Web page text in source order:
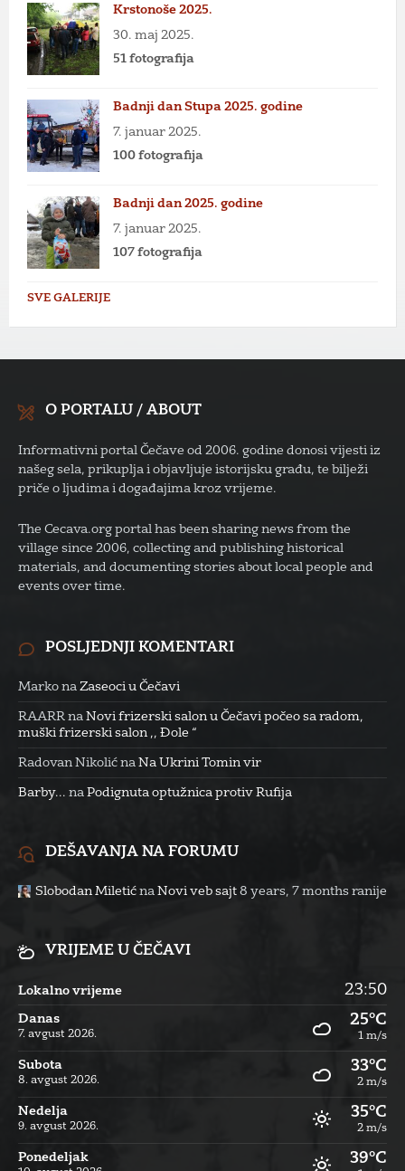
Krstonoše 2025.
30. maj 2025.
51 fotografija
Badnji dan Stupa 2025. godine
7. januar 2025.
100 fotografija
Badnji dan 2025. godine
7. januar 2025.
107 fotografija
SVE GALERIJE
O PORTALU / ABOUT
Informativni portal Čečave od 2006. godine donosi vijesti iz
našeg sela, prikuplja i objavljuje istorijsku građu, te bilježi
priče o ljudima i događajima kroz vrijeme.
The Cecava.org portal has been sharing news from the
village since 2006, collecting and publishing historical
materials, and documenting stories about local people and
events over time.
POSLJEDNJI KOMENTARI
Marko na Zaseoci u Čečavi
RAARR na Novi frizerski salon u Čečavi počeo sa radom,
muški frizerski salon ,, Đole “
Radovan Nikolić na Na Ukrini Tomin vir
Barby... na Podignuta optužnica protiv Rufija
DEŠAVANJA NA FORUMU
Slobodan Miletić na Novi veb sajt 8 years, 7 months ranije
VRIJEME U ČEČAVI
Lokalno vrijeme 23:50
Danas
7. avgust 2026.
25°C
1 m/s
Subota
8. avgust 2026.
33°C
2 m/s
Nedelja
9. avgust 2026.
35°C
2 m/s
Ponedeljak 39°C